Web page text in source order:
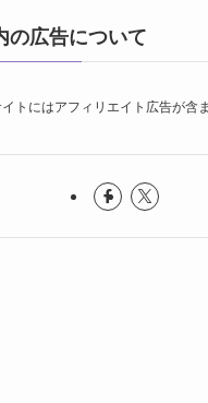
の広告について
トにはアフィリエイト広告が含